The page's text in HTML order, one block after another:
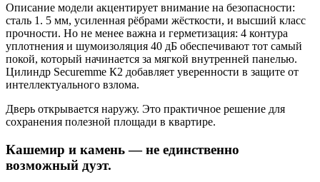
Описание модели акцентирует внимание на безопасности:
сталь 1. 5 мм, усиленная рёбрами жёсткости, и высший класс
прочности. Но не менее важна и герметизация: 4 контура
уплотнения и шумоизоляция 40 дБ обеспечивают тот самый
покой, который начинается за мягкой внутренней панелью.
Цилиндр Securemme К2 добавляет уверенности в защите от
интеллектуального взлома.
Дверь открывается наружу. Это практичное решение для
сохранения полезной площади в квартире.
Кашемир и камень — не единственно
возможный дуэт.